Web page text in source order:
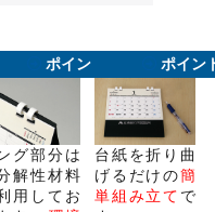
ポイント3
グ部分は
解性材料
用してお
ポイン
台紙を折り曲
げるだけの簡
単組み立て で